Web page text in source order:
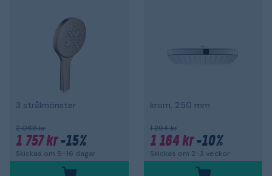
3 strålmönster
2 068 kr
1 757 kr-15%
Skickas om 9-16 dagar
krom, 250 mm
1 294 kr
1 164 kr-10%
Skickas om 2-3 veckor